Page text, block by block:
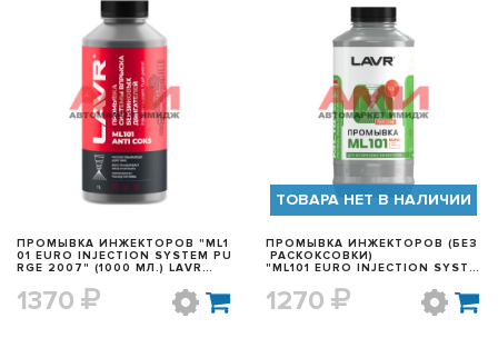
БЫСТРЫЙ ПРОСМОТР
ПРОМЫВКА ИНЖЕКТОРОВ "ML1
01 EURO INJECTION SYSTEM PU
RGE 2007" (1000 МЛ.) LAVR
1370
БЫСТРЫЙ ПРОСМОТР
ТОВАРА НЕТ В НАЛИЧИИ
ПРОМЫВКА ИНЖЕКТОРОВ (БЕЗ
РАСКОКСОВКИ)
"ML101 EURO INJECTION SYSTE
LAVR АРТ.
1270